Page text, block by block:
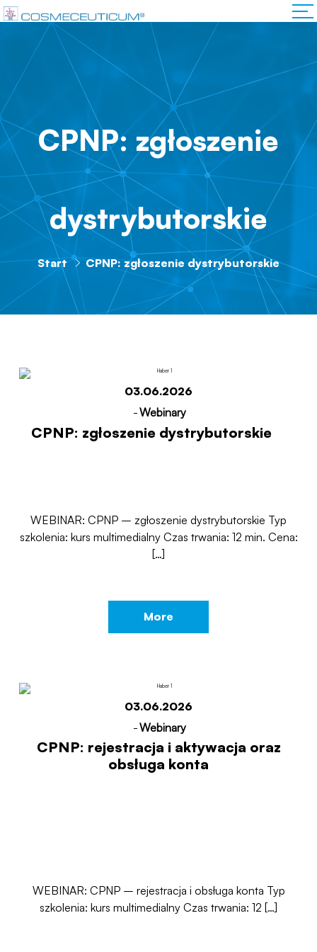
CPNP: zgłoszenie
dystrybutorskie
Start CPNP: zgłoszenie dystrybutorskie
03.06.2026
-Webinary
CPNP: zgłoszenie dystrybutorskie
WEBINAR: CPNP – zgłoszenie dystrybutorskie Typ
szkolenia: kurs multimedialny Czas trwania: 12 min. Cena:
[…]
More
03.06.2026
-Webinary
CPNP: rejestracja i aktywacja oraz
obsługa konta
WEBINAR: CPNP – rejestracja i obsługa konta Typ
szkolenia: kurs multimedialny Czas trwania: 12 […]